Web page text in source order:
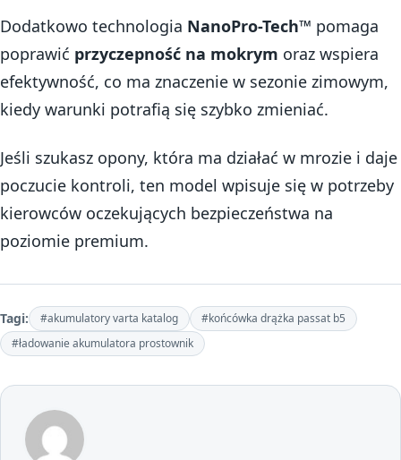
Dodatkowo technologia NanoPro-Tech™ pomaga
poprawić przyczepność na mokrym oraz wspiera
efektywność, co ma znaczenie w sezonie zimowym,
kiedy warunki potrafią się szybko zmieniać.
Jeśli szukasz opony, która ma działać w mrozie i daje
poczucie kontroli, ten model wpisuje się w potrzeby
kierowców oczekujących bezpieczeństwa na
poziomie premium.
Tagi: #akumulatory varta katalog
#końcówka drążka passat b5
#ładowanie akumulatora prostownik